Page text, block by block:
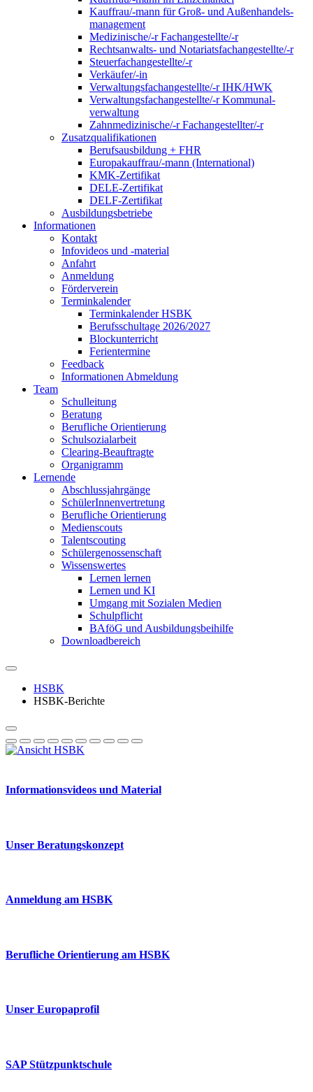
Kauffrau/-mann für Groß- und Außen­handels­
manage­ment
Medizinische/-r Fachangestellte/-r
Rechtsanwalts- und Notariatsfachangestellte/-r
Steuerfachangestellte/-r
Verkäufer/-in
Verwaltungs­fach­angestellte/-r IHK/HWK
Verwaltungsfach­angestellte/-r Kommunal­
verwaltung
Zahnmedizinische/-r Fachangestellter/-r
Zusatzqualifikationen
Berufsausbildung + FHR
Europakauffrau/-mann (International)
KMK-Zertifikat
DELE-Zertifikat
DELF-Zertifikat
Ausbildungsbetriebe
Informationen
Kontakt
Infovideos und -material
Anfahrt
Anmeldung
Förderverein
Terminkalender
Terminkalender HSBK
Berufsschultage 2026/2027
Blockunterricht
Ferientermine
Feedback
Informationen Abmeldung
Team
Schulleitung
Beratung
Berufliche Orientierung
Schulsozialarbeit
Clearing-Beauftragte
Organigramm
Lernende
Abschlussjahrgänge
SchülerInnenvertretung
Berufliche Orientierung
Medienscouts
Talentscouting
Schüler­genossen­schaft
Wissenswertes
Lernen lernen
Lernen und KI
Umgang mit Sozialen Medien
Schulpflicht
BAföG und Ausbildungsbeihilfe
Downloadbereich
HSBK
HSBK-Berichte
Informationsvideos und Material
Unser Beratungskonzept
Anmeldung am HSBK
Berufliche Orientierung am HSBK
Unser Europaprofil
SAP Stützpunktschule